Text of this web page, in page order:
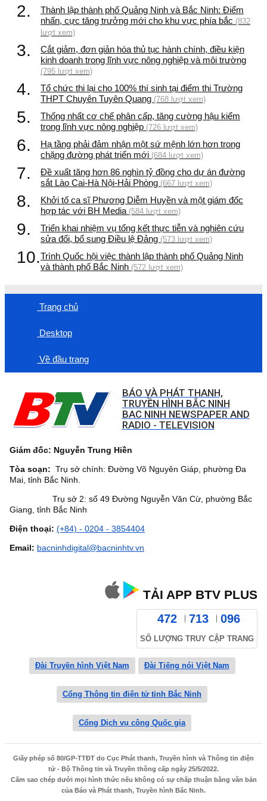
2.
Thành lập thành phố Quảng Ninh và Bắc Ninh: Điểm
nhấn, cực tăng trưởng mới cho khu vực phía bắc (832
lượt xem)
3.
Cắt giảm, đơn giản hóa thủ tục hành chính, điều kiện
kinh doanh trong lĩnh vực nông nghiệp và môi trường
(795 lượt xem)
4.
Tổ chức thi lại cho 100% thí sinh tại điểm thi Trường
THPT Chuyên Tuyên Quang (768 lượt xem)
5.
Thống nhất cơ chế phân cấp, tăng cường hậu kiểm
trong lĩnh vực nông nghiệp (726 lượt xem)
6.
Hạ tầng phải đảm nhận một sứ mệnh lớn hơn trong
chặng đường phát triển mới (684 lượt xem)
7.
Đề xuất tăng hơn 86 nghìn tỷ đồng cho dự án đường
sắt Lào Cai-Hà Nội-Hải Phòng (667 lượt xem)
8.
Khởi tố ca sĩ Phương Diễm Huyền và một giám đốc
hợp tác với BH Media (584 lượt xem)
9.
Triển khai nhiệm vụ tổng kết thực tiễn và nghiên cứu
sửa đổi, bổ sung Điều lệ Đảng (573 lượt xem)
10.Trình Quốc hội việc thành lập thành phố Quảng Ninh
và thành phố Bắc Ninh (572 lượt xem)
Trang chủ
Desktop
Về đầu trang
BÁO VÀ PHÁT THANH,
TRUYỀN HÌNH BẮC NINH
BAC NINH NEWSPAPER AND
RADIO - TELEVISION
Giám đốc: Nguyễn Trung Hiền
Tòa soạn: Trụ sở chính: Đường Võ Nguyên Giáp, phường Đa
Mai, tỉnh Bắc Ninh.
Trụ sở 2: số 49 Đường Nguyễn Văn Cừ, phường Bắc
Giang, tỉnh Bắc Ninh
Điện thoại: (+84) - 0204 - 3854404
Email: bacninhdigital@bacninhtv.vn
TẢI APP BTV PLUS
472 713 096
SỐ LƯỢNG TRUY CẬP TRANG
Đài Truyền hình Việt Nam Đài Tiếng nói Việt Nam
Cổng Thông tin điện tử tỉnh Bắc Ninh
Cổng Dịch vụ công Quốc gia
Giấy phép số 80/GP-TTĐT do Cục Phát thanh, Truyền hình và Thông tin điện
tử - Bộ Thông tin và Truyền thông cấp ngày 25/5/2022.
Cấm sao chép dưới mọi hình thức nếu không có sự chấp thuận bằng văn bản
của Báo và Phát thanh, Truyền hình Bắc Ninh.